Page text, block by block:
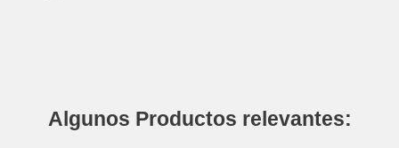
Algunos Productos relevantes: